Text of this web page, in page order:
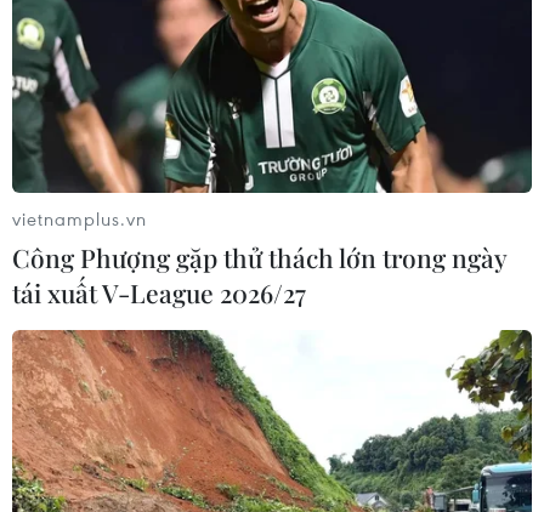
TIN CÙNG CHUYÊN MỤC
NAPAS và KiotViet hợp tác mở rộng
hệ sinh thái thanh toán VietQR
vietnamplus.vn
Công Phượng gặp thử thách lớn trong ngày
tái xuất V-League 2026/27